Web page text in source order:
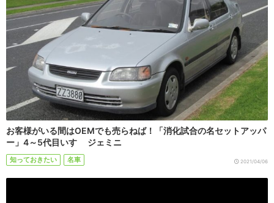
お客様がいる間はOEMでも売らねば！「消化試合の名セットアッパ
ー」4～5代目いすゞ ジェミニ
知っておきたい 名車 2021/04/06